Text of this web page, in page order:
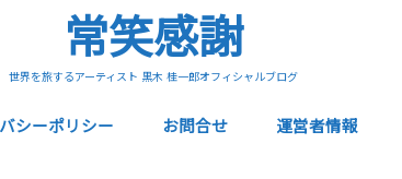
常笑感謝
世界を旅するアーティスト 黒木 桂一郎オフィシャルブログ
シーポリシー お問合せ 運営者情報